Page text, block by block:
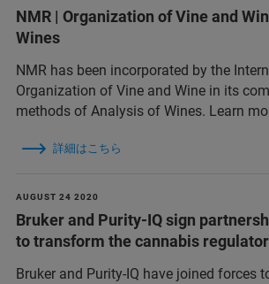
NMR | Organization of Vine and
Wines
NMR has been incorporated by the
Organization of Vine and Wine in its
methods of Analysis of Wines. Learn
詳細はこちら
AUGUST 24 2020
Bruker and Purity-IQ sign
to transform the cannabis
Bruker and Purity-IQ have joined forces